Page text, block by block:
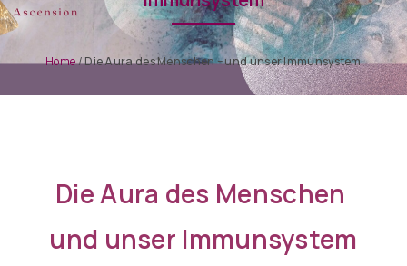
Home/Die Aura des Menschen – und unser Immunsystem
Die Aura des Menschen
und unser Immunsystem